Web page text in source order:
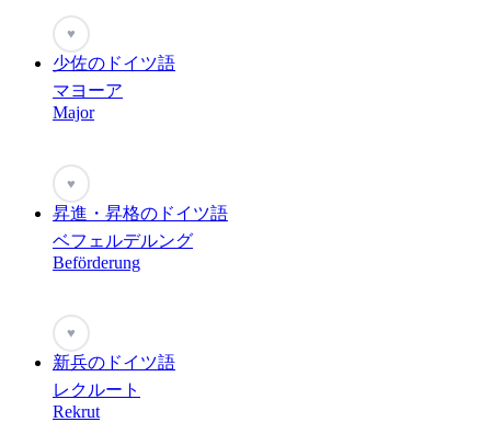
♥
少佐のドイツ語
マヨーア
Major
♥
昇進・昇格のドイツ語
ベフェルデルング
Beförderung
♥
新兵のドイツ語
レクルート
Rekrut